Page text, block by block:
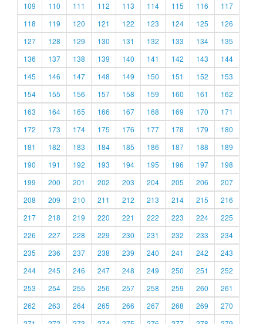
109
110 111 112 113 114 115 116
117
118
119 120 121 122 123 124 125
126
127
128 129 130 131 132 133 134
135
136
137 138 139 140 141 142 143
144
145
146 147 148 149 150 151 152
153
154
155 156 157 158 159 160 161
162
163
164 165 166 167 168 169 170
171
172
173 174 175 176 177 178 179
180
181
182 183 184 185 186 187 188
189
190
191 192 193 194 195 196 197
198
199
200 201 202 203 204 205 206
207
208
209 210 211 212 213 214 215
216
217
218 219 220 221 222 223 224
225
226
227 228 229 230 231 232 233
234
235
236 237 238 239 240 241 242
243
244
245 246 247 248 249 250 251
252
253
254 255 256 257 258 259 260
261
262
263 264 265 266 267 268 269
270